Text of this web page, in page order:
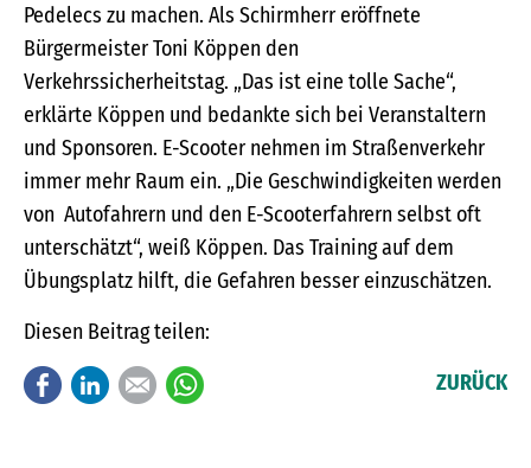
Pedelecs zu machen. Als Schirmherr eröffnete
Bürgermeister Toni Köppen den
Verkehrssicherheitstag. „Das ist eine tolle Sache“,
erklärte Köppen und bedankte sich bei Veranstaltern
und Sponsoren. E-Scooter nehmen im Straßenverkehr
immer mehr Raum ein. „Die Geschwindigkeiten werden
von Autofahrern und den E-Scooterfahrern selbst oft
unterschätzt“, weiß Köppen. Das Training auf dem
Übungsplatz hilft, die Gefahren besser einzuschätzen.
Diesen Beitrag teilen:
FacebookLinkedInE-mail ZURÜCK